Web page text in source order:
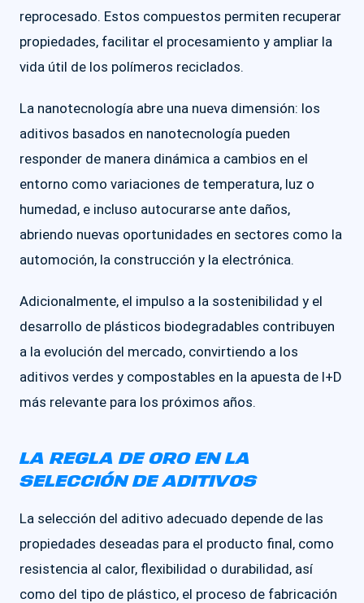
reprocesado. Estos compuestos permiten recuperar
propiedades, facilitar el procesamiento y ampliar la
vida útil de los polímeros reciclados.
La nanotecnología abre una nueva dimensión: los
aditivos basados en nanotecnología pueden
responder de manera dinámica a cambios en el
entorno como variaciones de temperatura, luz o
humedad, e incluso autocurarse ante daños,
abriendo nuevas oportunidades en sectores como la
automoción, la construcción y la electrónica.
Adicionalmente, el impulso a la sostenibilidad y el
desarrollo de plásticos biodegradables contribuyen
a la evolución del mercado, convirtiendo a los
aditivos verdes y compostables en la apuesta de I+D
más relevante para los próximos años.
LA REGLA DE ORO EN LA
SELECCIÓN DE ADITIVOS
La selección del aditivo adecuado depende de las
propiedades deseadas para el producto final, como
resistencia al calor, flexibilidad o durabilidad, así
como del tipo de plástico, el proceso de fabricación